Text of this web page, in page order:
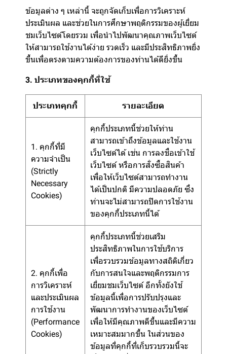
ข้อมูลต่าง ๆ เหล่านี้ จะถูกจัดเก็บเพื่อการวิเคราะห์
ประเมินผล และช่วยในการศึกษาพฤติกรรมของผู้เยี่ยม
ชมเว็บไซต์โดยรวม เพื่อนำไปพัฒนาคุณภาพเว็บไซต์
ให้สามารถใช้งานได้ง่าย รวดเร็ว และมีประสิทธิภาพยิ่ง
ขึ้นเพื่อตรงตามความต้องการของท่านได้ดียิ่งขึ้น
3. ประเภทของคุกกี้ที่ใช้
ประเภทคุกกี้ รายละเอียด
1. คุกกี้ที่มี
ความจำเป็น
(Strictly
Necessary
Cookies)
คุกกี้ประเภทนี้ช่วยให้ท่าน
สามารถเข้าถึงข้อมูลและใช้งาน
เว็บไซต์ได้ เช่น การลงชื่อเข้าใช้
เว็บไซต์ หรือการสั่งซื้อสินค้า
เพื่อให้เว็บไซต์สามารถทำงาน
ได้เป็นปกติ มีความปลอดภัย ซึ่ง
ท่านจะไม่สามารถปิดการใช้งาน
ของคุกกี้ประเภทนี้ได้
2. คุกกี้เพื่อ
การวิเคราะห์
และประเมินผล
การใช้งาน
(Performance
Cookies)
คุกกี้ประเภทนี้ช่วยเสริม
ประสิทธิภาพในการใช้บริการ
เพื่อรวบรวมข้อมูลทางสถิติเกี่ยว
กับการสนใจและพฤติกรรมการ
เยี่ยมชมเว็บไซต์ อีกทั้งยังใช้
ข้อมูลนี้เพื่อการปรับปรุงและ
พัฒนาการทำงานของเว็บไซต์
เพื่อให้มีคุณภาพดีขึ้นและมีความ
เหมาะสมมากขึ้น ในส่วนของ
ข้อมูลที่คุกกี้ที่เก็บรวบรวมนี้จะ